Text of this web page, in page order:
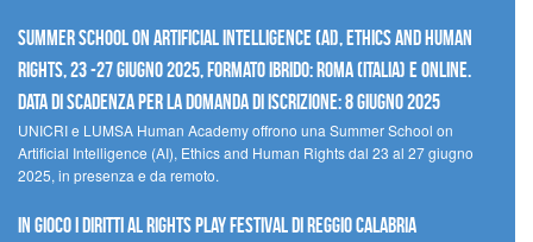
Summer School on Artificial Intelligence (AI), Ethics and Human
Rights, 23 -27 giugno 2025, Formato Ibrido: Roma (Italia) e online.
Data di scadenza per la domanda di iscrizione: 8 giugno 2025
UNICRI e LUMSA Human Academy offrono una Summer School on
Artificial Intelligence (AI), Ethics and Human Rights dal 23 al 27 giugno
2025, in presenza e da remoto.
In gioco i diritti al Rights Play Festival di Reggio Calabria